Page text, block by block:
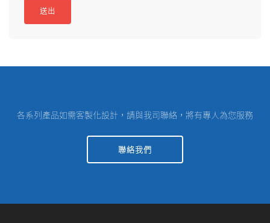
各系列產品如需客製化設計，請與我司聯絡，將有專人為您服務
聯絡我們